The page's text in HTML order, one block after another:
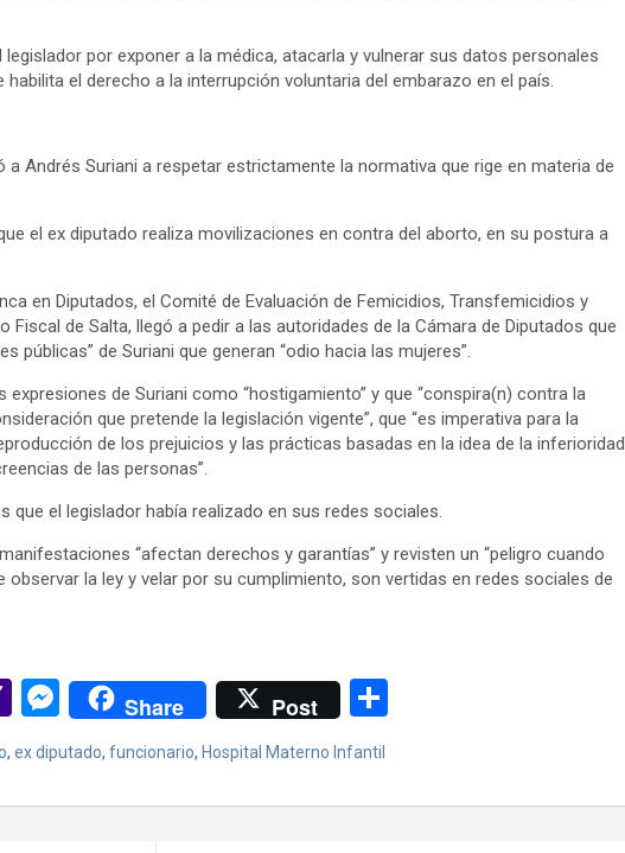
por exponer a la médica, atacarla y vulnerar sus datos personales
el derecho a la interrupción voluntaria del embarazo en el país.
Andrés Suriani a respetar estrictamente la normativa que rige en materia de
el ex diputado realiza movilizaciones en contra del aborto, en su postura a
en Diputados, el Comité de Evaluación de Femicidios, Transfemicidios y
Fiscal de Salta, llegó a pedir a las autoridades de la Cámara de Diputados que
públicas” de Suriani que generan “odio hacia las mujeres”.
de Suriani como “hostigamiento” y que “conspira(n) contra la
que pretende la legislación vigente”, que “es imperativa para la
de los prejuicios y las prácticas basadas en la idea de la inferioridad
de las personas”.
que el legislador había realizado en sus redes sociales.
“afectan derechos y garantías” y revisten un “peligro cuando
observar la ley y velar por su cumplimiento, son vertidas en redes sociales de
Y
h
o
M
es
se
n
Share Post
p
, ex diputado, funcionario, Hospital Materno Infantil